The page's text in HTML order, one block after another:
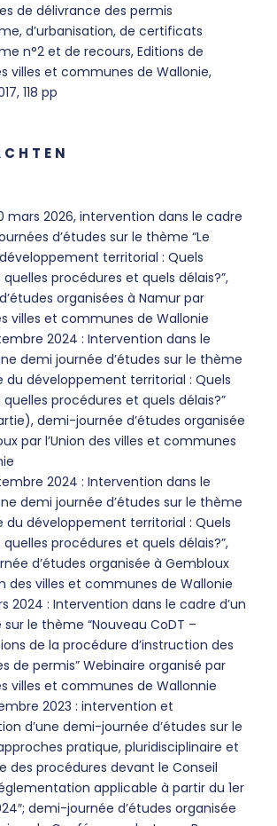
de délivrance des permis
d’urbanisation, de certificats
n°2 et de recours, Editions de
villes et communes de Wallonie,
118 pp
mars 2026, intervention dans le cadre
d’études sur le thème “Le
territorial : Quels
quelles procédures et quels délais?”,
organisées à Namur par
villes et communes de Wallonie
2024 : Intervention dans le
demi journée d’études sur le thème
du développement territorial : Quels
quelles procédures et quels délais?”
demi-journée d’études organisée
par l’Union des villes et communes
2024 : Intervention dans le
demi journée d’études sur le thème
du développement territorial : Quels
quelles procédures et quels délais?”,
d’études organisée à Gembloux
des villes et communes de Wallonie
2024 : Intervention dans le cadre d’un
sur le thème “Nouveau CoDT –
de la procédure d’instruction des
de permis” Webinaire organisé par
villes et communes de Wallonnie
2023 : intervention et
d’une demi-journée d’études sur le
pratique, pluridisciplinaire et
des procédures devant le Conseil
applicable à partir du 1er
demi-journée d’études organisée